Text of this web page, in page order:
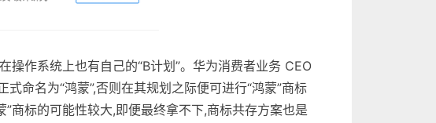
作系统上也有自己的“B计划”。华为消费者业务 CEO
命名为“鸿蒙”,否则在其规划之际便可进行“鸿蒙”商标
商标的可能性较大,即便最终拿不下,商标共存方案也是